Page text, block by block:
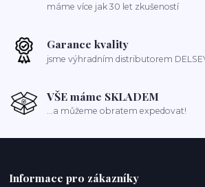
máme více jak 30 let zkušeností
Garance kvality
jsme výhradním distributorem
VŠE máme SKLADEM
...a můžeme obratem expedovat!
Informace pro zákazníky